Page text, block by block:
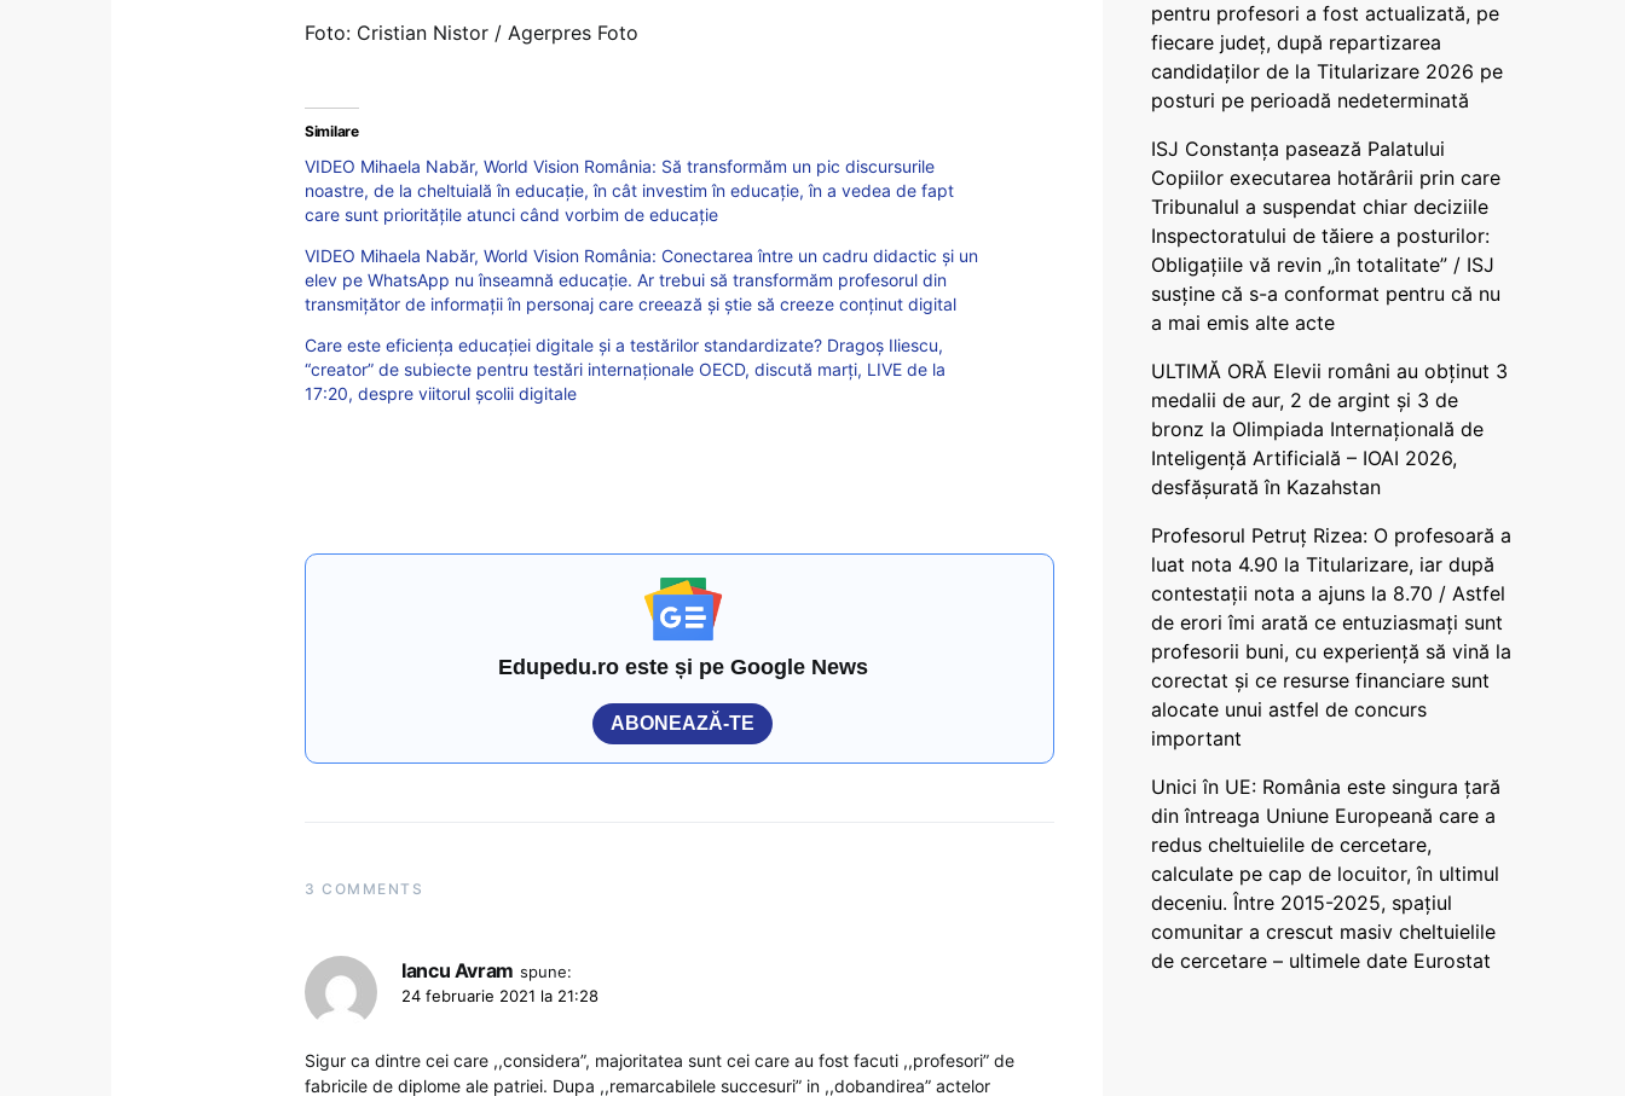
Foto: Cristian Nistor / Agerpres Foto
Similare
VIDEO Mihaela Nabăr, World Vision România: Să transformăm un pic discursurile
noastre, de la cheltuială în educație, în cât investim în educație, în a vedea de fapt
care sunt prioritățile atunci când vorbim de educație
VIDEO Mihaela Nabăr, World Vision România: Conectarea între un cadru didactic și un
elev pe WhatsApp nu înseamnă educație. Ar trebui să transformăm profesorul din
transmițător de informații în personaj care creează și știe să creeze conținut digital
Care este eficiența educației digitale și a testărilor standardizate? Dragoș Iliescu,
“creator” de subiecte pentru testări internaționale OECD, discută marți, LIVE de la
17:20, despre viitorul școlii digitale
Edupedu.ro este și pe Google News
ABONEAZĂ-TE
3 COMMENTS
Iancu Avram spune:
24 februarie 2021 la 21:28
Sigur ca dintre cei care ,,considera”, majoritatea sunt cei care au fost facuti ,,profesori” de
fabricile de diplome ale patriei. Dupa ,,remarcabilele succesuri” in ,,dobandirea” actelor
pentru profesori a fost actualizată, pe
fiecare județ, după repartizarea
candidaților de la Titularizare 2026 pe
posturi pe perioadă nedeterminată
ISJ Constanța pasează Palatului
Copiilor executarea hotărârii prin care
Tribunalul a suspendat chiar deciziile
Inspectoratului de tăiere a posturilor:
Obligațiile vă revin „în totalitate” / ISJ
susține că s-a conformat pentru că nu
a mai emis alte acte
ULTIMĂ ORĂ Elevii români au obținut 3
medalii de aur, 2 de argint și 3 de
bronz la Olimpiada Internațională de
Inteligență Artificială – IOAI 2026,
desfășurată în Kazahstan
Profesorul Petruț Rizea: O profesoară a
luat nota 4.90 la Titularizare, iar după
contestații nota a ajuns la 8.70 / Astfel
de erori îmi arată ce entuziasmați sunt
profesorii buni, cu experiență să vină la
corectat și ce resurse financiare sunt
alocate unui astfel de concurs
important
Unici în UE: România este singura țară
din întreaga Uniune Europeană care a
redus cheltuielile de cercetare,
calculate pe cap de locuitor, în ultimul
deceniu. Între 2015-2025, spațiul
comunitar a crescut masiv cheltuielile
de cercetare – ultimele date Eurostat